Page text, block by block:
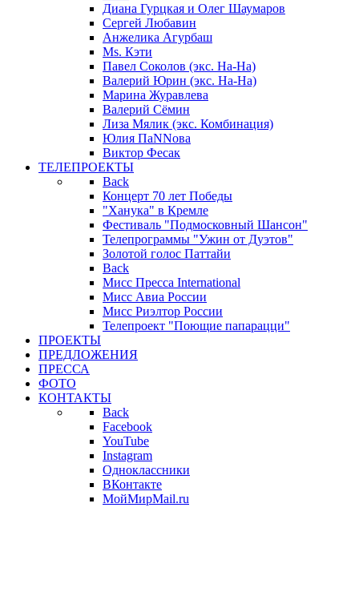
Диана Гурцкая и Олег Шаумаров
Сергей Любавин
Анжелика Агурбаш
Ms. Кэти
Павел Соколов (экс. На-На)
Валерий Юрин (экс. На-На)
Марина Журавлева
Валерий Сёмин
Лиза Мялик (экс. Комбинация)
Юлия ПаNNова
Виктор Фесак
ТЕЛЕПРОЕКТЫ
Back
Концерт 70 лет Победы
"Ханука" в Кремле
Фестиваль "Подмосковный Шансон"
Телепрограммы "Ужин от Дуэтов"
Золотой голос Паттайи
Back
Мисс Пресса International
Мисс Авиа России
Мисс Риэлтор России
Телепроект "Поющие папарацци"
ПРОЕКТЫ
ПРЕДЛОЖЕНИЯ
ПРЕССА
ФОТО
КОНТАКТЫ
Back
Facebook
YouTube
Instagram
Одноклассники
ВКонтакте
МойМирMail.ru